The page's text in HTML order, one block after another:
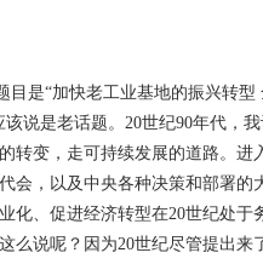
目是“加快老工业基地的振兴转
该说是老话题。20世纪90年代，
转变，走可持续发展的道路。
会，以及中央各种决策和部署
化、促进经济转型在20世纪处
么说呢？因为20世纪尽管提出